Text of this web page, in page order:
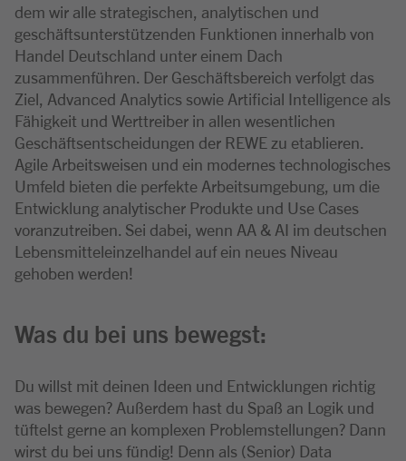
dem wir alle strategischen, analytischen und
geschäftsunterstützenden Funktionen innerhalb von
Handel Deutschland unter einem Dach
zusammenführen. Der Geschäftsbereich verfolgt das
Ziel, Advanced Analytics sowie Artificial Intelligence als
Fähigkeit und Werttreiber in allen wesentlichen
Geschäftsentscheidungen der REWE zu etablieren.
Agile Arbeitsweisen und ein modernes technologisches
Umfeld bieten die perfekte Arbeitsumgebung, um die
Entwicklung analytischer Produkte und Use Cases
voranzutreiben. Sei dabei, wenn AA & AI im deutschen
Lebensmitteleinzelhandel auf ein neues Niveau
gehoben werden!
Was du bei uns bewegst:
Du willst mit deinen Ideen und Entwicklungen richtig
was bewegen? Außerdem hast du Spaß an Logik und
tüftelst gerne an komplexen Problemstellungen? Dann
wirst du bei uns fündig! Denn als (Senior) Data